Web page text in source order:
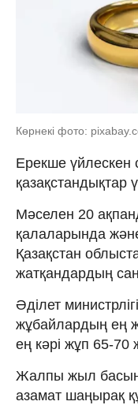
Көрнекі фото:
Ерекше үйлескен
қазақстандықтар
Мәселен 20
қалаларында
Қазақстан
жатқандардың
Әділет
жұбайлардың ең
ең кәрі жұп 65-70
Жалпы жыл
азамат шаңырақ